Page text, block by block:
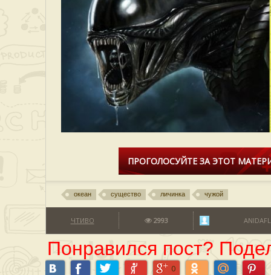
ПРОГОЛОСУЙТЕ ЗА ЭТОТ
океан существо личинка чужой
ЧТИВО 2993
Понравился пост?
0